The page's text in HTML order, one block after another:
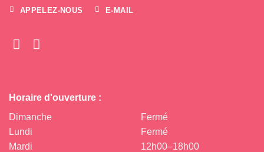
APPELEZ-NOUS E-MAIL
Horaire d'ouverture :
Dimanche
Lundi
Mardi
Fermé
Fermé
12h00–18h00